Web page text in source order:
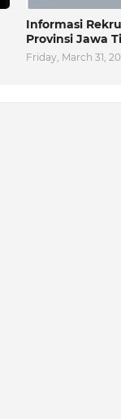
Informasi
Provinsi Jawa
Friday, March 31,